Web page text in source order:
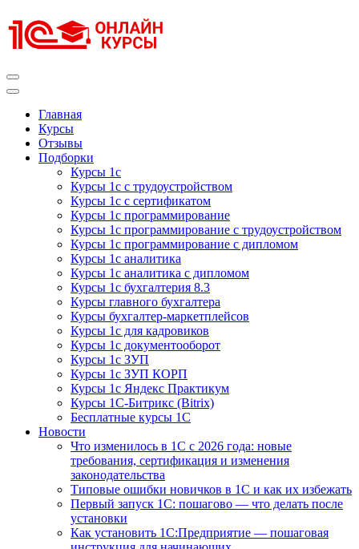
к
содержимому
Главная
Курсы
Отзывы
Подборки
Курсы 1с
Курсы 1с с трудоустройством
Курсы 1с с сертификатом
Курсы 1с программирование
Курсы 1с программирование с трудоустройством
Курсы 1с программирование с дипломом
Курсы 1с аналитика
Курсы 1с аналитика с дипломом
Курсы 1с бухгалтерия 8.3
Курсы главного бухгалтера
Курсы бухгалтер-маркетплейсов
Курсы 1с для кадровиков
Курсы 1с документооборот
Курсы 1с ЗУП
Курсы 1с ЗУП КОРП
Курсы 1с Яндекс Практикум
Курсы 1С-Битрикс (Bitrix)
Бесплатные курсы 1С
Новости
Что изменилось в 1С с 2026 года: новые
требования, сертификация и изменения
законодательства
Типовые ошибки новичков в 1С и как их избежать
Первый запуск 1С: пошагово — что делать после
установки
Как установить 1С:Предприятие — пошаговая